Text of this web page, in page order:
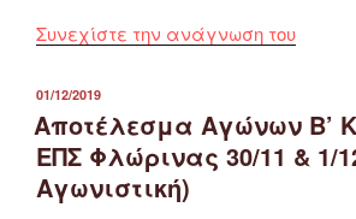
Συνεχίστε την ανάγνωση του
Α’
&
ΔΗΜΟΣΙΕΎΤΗΚΕ
ΣΤΙΣ
01/12/2019
Αποτέλεσμα Αγώνων Β’
ΕΠΣ Φλώρινας 30/11 & 1/
Αγωνιστική)